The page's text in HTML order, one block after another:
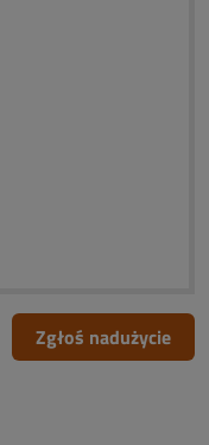
Zgłoś nadużycie